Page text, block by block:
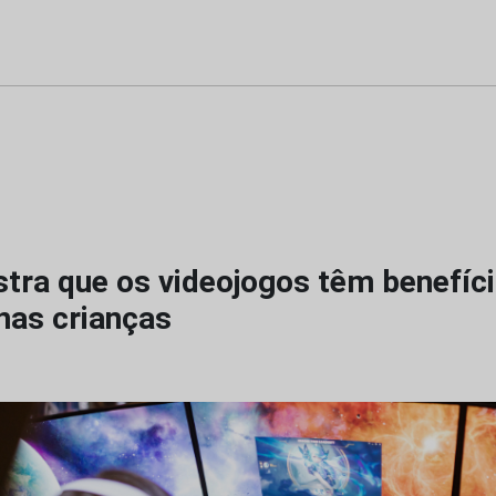
que os videojogos têm
crianças